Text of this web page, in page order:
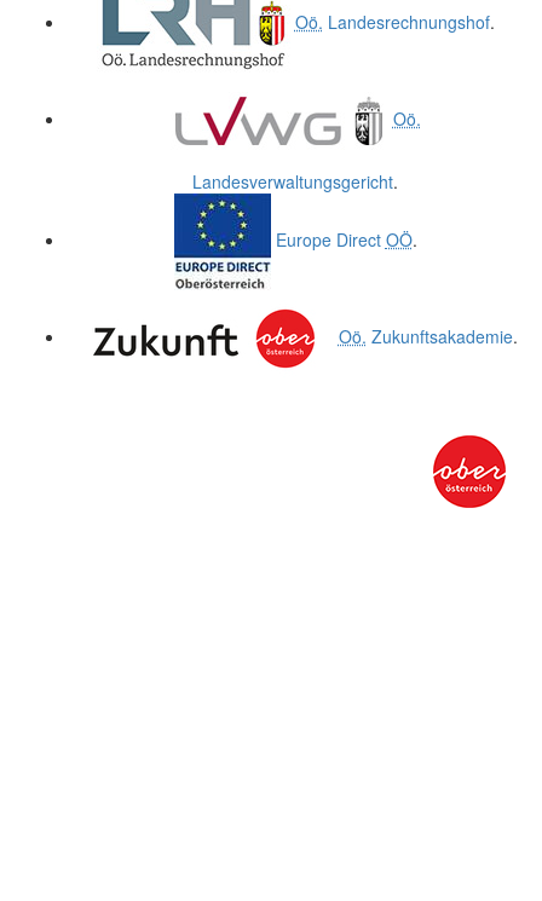
Oö. Landesrechnungshof.
Oö.
Landesverwaltungsgericht.
Europe Direct OÖ.
Oö. Zukunftsakademie.